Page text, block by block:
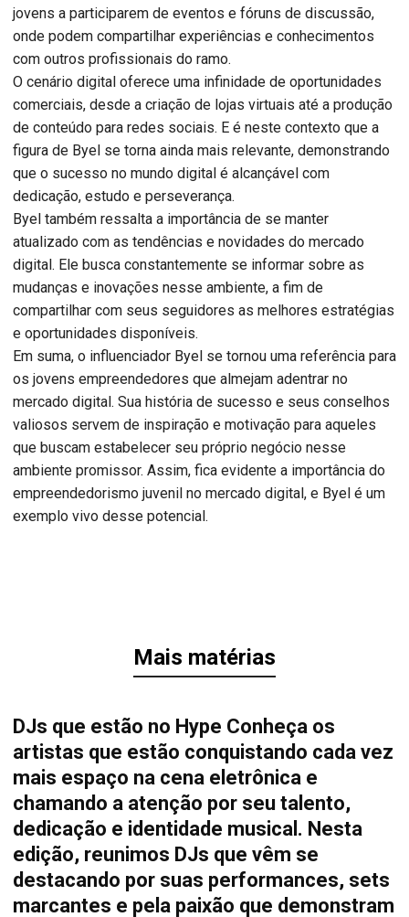
jovens a participarem de eventos e fóruns de discussão,
onde podem compartilhar experiências e conhecimentos
com outros profissionais do ramo.
O cenário digital oferece uma infinidade de oportunidades
comerciais, desde a criação de lojas virtuais até a produção
de conteúdo para redes sociais. E é neste contexto que a
figura de Byel se torna ainda mais relevante, demonstrando
que o sucesso no mundo digital é alcançável com
dedicação, estudo e perseverança.
Byel também ressalta a importância de se manter
atualizado com as tendências e novidades do mercado
digital. Ele busca constantemente se informar sobre as
mudanças e inovações nesse ambiente, a fim de
compartilhar com seus seguidores as melhores estratégias
e oportunidades disponíveis.
Em suma, o influenciador Byel se tornou uma referência para
os jovens empreendedores que almejam adentrar no
mercado digital. Sua história de sucesso e seus conselhos
valiosos servem de inspiração e motivação para aqueles
que buscam estabelecer seu próprio negócio nesse
ambiente promissor. Assim, fica evidente a importância do
empreendedorismo juvenil no mercado digital, e Byel é um
exemplo vivo desse potencial.
Mais matérias
DJs que estão no Hype Conheça os
artistas que estão conquistando cada vez
mais espaço na cena eletrônica e
chamando a atenção por seu talento,
dedicação e identidade musical. Nesta
edição, reunimos DJs que vêm se
destacando por suas performances, sets
marcantes e pela paixão que demonstram